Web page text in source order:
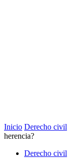
Inicio Derecho civil
herencia?
Derecho civil